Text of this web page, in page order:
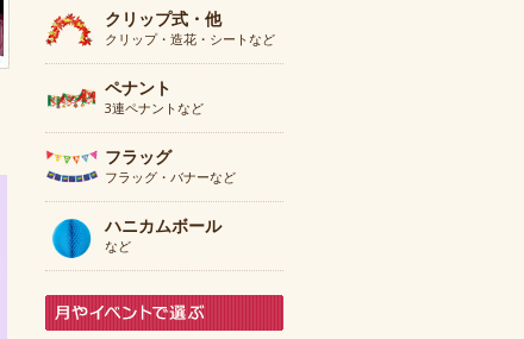
クリップ式・他
クリップ・造花・シートなど
ペナント
3連ペナントなど
フラッグ
フラッグ・バナーなど
ハニカムボール
など